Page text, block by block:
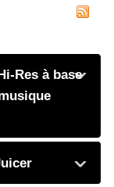
Res à base